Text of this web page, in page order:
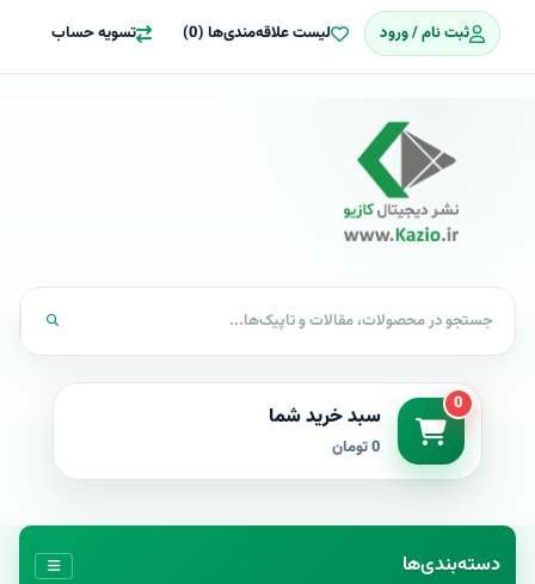
ثبت نام / ورود لیست علاقه‌مندی‌ها (0) تسویه حساب
0 سبد خرید شما
0 تومان
دسته‌بندی‌ها